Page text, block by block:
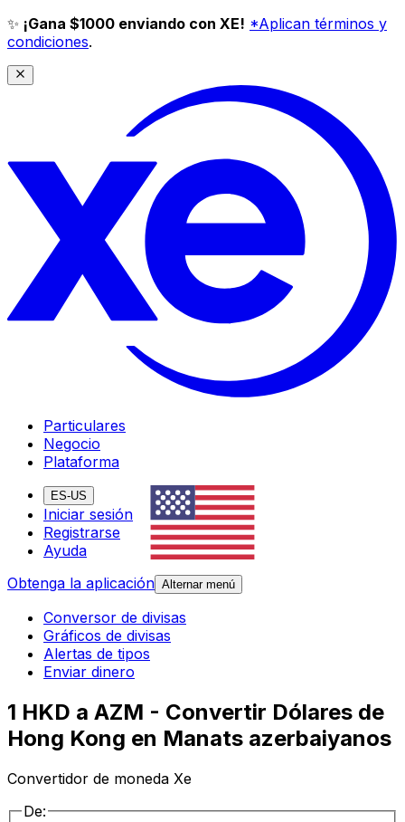
✨ ¡Gana $1000 enviando con XE! *Aplican términos y
condiciones.
Particulares
Negocio
Plataforma
ES-US
Iniciar sesión
Registrarse
Ayuda
Obtenga la aplicación Alternar menú
Conversor de divisas
Gráficos de divisas
Alertas de tipos
Enviar dinero
1 HKD a AZM - Convertir Dólares de
Hong Kong en Manats azerbaiyanos
Convertidor de moneda Xe
De: